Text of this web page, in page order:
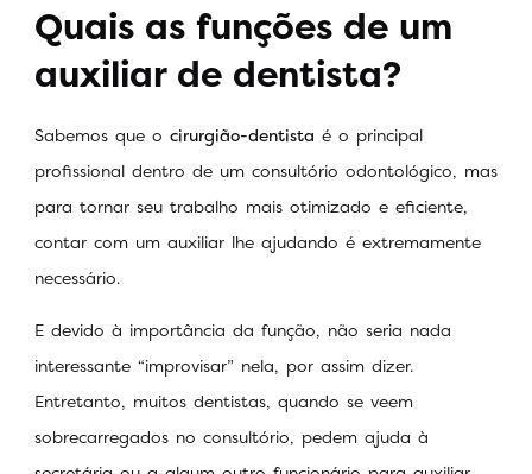
Quais as funções de um
auxiliar de dentista?
Sabemos que o cirurgião-dentista é o principal
profissional dentro de um consultório odontológico, mas
para tornar seu trabalho mais otimizado e eficiente,
contar com um auxiliar lhe ajudando é extremamente
necessário.
E devido à importância da função, não seria nada
interessante “improvisar” nela, por assim dizer.
Entretanto, muitos dentistas, quando se veem
sobrecarregados no consultório, pedem ajuda à